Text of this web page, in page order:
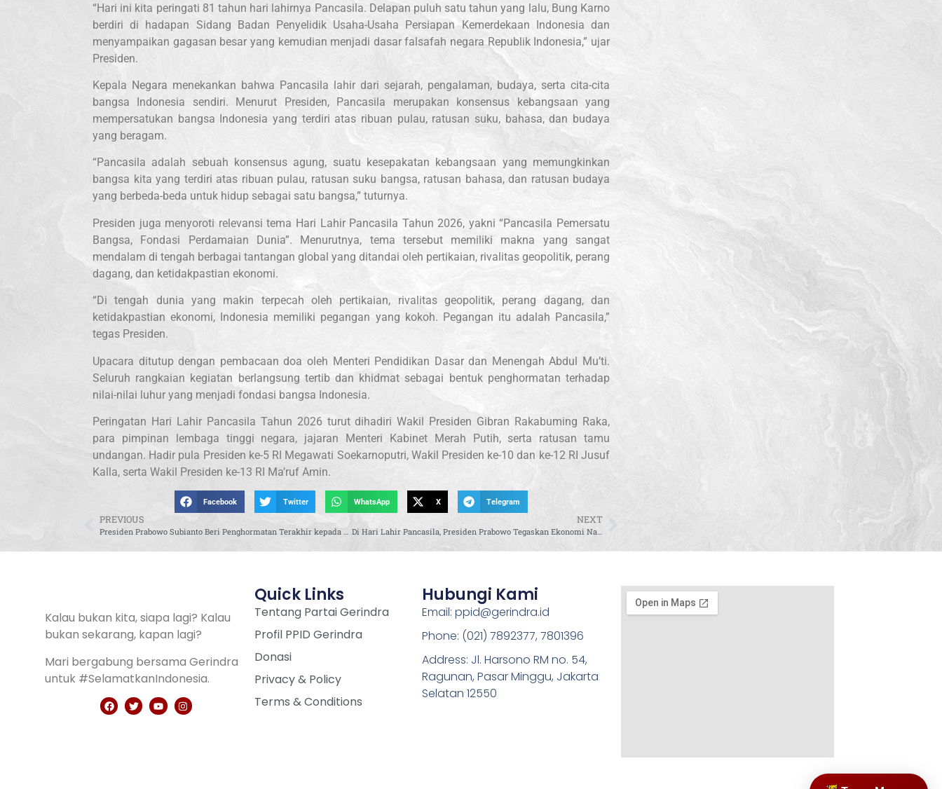
“Hari ini kita peringati 81 tahun hari lahirnya Pancasila. Delapan puluh satu tahun yang lalu, Bung Karno
berdiri di hadapan Sidang Badan Penyelidik Usaha-Usaha Persiapan Kemerdekaan Indonesia dan
menyampaikan gagasan besar yang kemudian menjadi dasar falsafah negara Republik Indonesia,” ujar
Presiden.
Kepala Negara menekankan bahwa Pancasila lahir dari sejarah, pengalaman, budaya, serta cita-cita
bangsa Indonesia sendiri. Menurut Presiden, Pancasila merupakan konsensus kebangsaan yang
mempersatukan bangsa Indonesia yang terdiri atas ribuan pulau, ratusan suku, bahasa, dan budaya
yang beragam.
“Pancasila adalah sebuah konsensus agung, suatu kesepakatan kebangsaan yang memungkinkan
bangsa kita yang terdiri atas ribuan pulau, ratusan suku bangsa, ratusan bahasa, dan ratusan budaya
yang berbeda-beda untuk hidup sebagai satu bangsa,” tuturnya.
Presiden juga menyoroti relevansi tema Hari Lahir Pancasila Tahun 2026, yakni “Pancasila Pemersatu
Bangsa, Fondasi Perdamaian Dunia”. Menurutnya, tema tersebut memiliki makna yang sangat
mendalam di tengah berbagai tantangan global yang ditandai oleh pertikaian, rivalitas geopolitik, perang
dagang, dan ketidakpastian ekonomi.
“Di tengah dunia yang makin terpecah oleh pertikaian, rivalitas geopolitik, perang dagang, dan
ketidakpastian ekonomi, Indonesia memiliki pegangan yang kokoh. Pegangan itu adalah Pancasila,”
tegas Presiden.
Upacara ditutup dengan pembacaan doa oleh Menteri Pendidikan Dasar dan Menengah Abdul Mu’ti.
Seluruh rangkaian kegiatan berlangsung tertib dan khidmat sebagai bentuk penghormatan terhadap
nilai-nilai luhur yang menjadi fondasi bangsa Indonesia.
Peringatan Hari Lahir Pancasila Tahun 2026 turut dihadiri Wakil Presiden Gibran Rakabuming Raka,
para pimpinan lembaga tinggi negara, jajaran Menteri Kabinet Merah Putih, serta ratusan tamu
undangan. Hadir pula Presiden ke-5 RI Megawati Soekarnoputri, Wakil Presiden ke-10 dan ke-12 RI Jusuf
Kalla, serta Wakil Presiden ke-13 RI Ma’ruf Amin.
Facebook Twitter WhatsApp X Telegram
PREVIOUS NEXT
Di Hari Lahir Pancasila, Presiden Prabowo Tegaskan Ekonomi Nasional Harus Berpihak kepada Rakyat
Kalau bukan kita, siapa lagi? Kalau
bukan sekarang, kapan lagi?
Mari bergabung bersama Gerindra
untuk #SelamatkanIndonesia.
Quick Links
Tentang Partai Gerindra
Profil PPID Gerindra
Donasi
Privacy & Policy
Terms & Conditions
Hubungi Kami
Email: ppid@gerindra.id
Phone: (021) 7892377, 7801396
Address: Jl. Harsono RM no. 54,
Ragunan, Pasar Minggu, Jakarta
Selatan 12550